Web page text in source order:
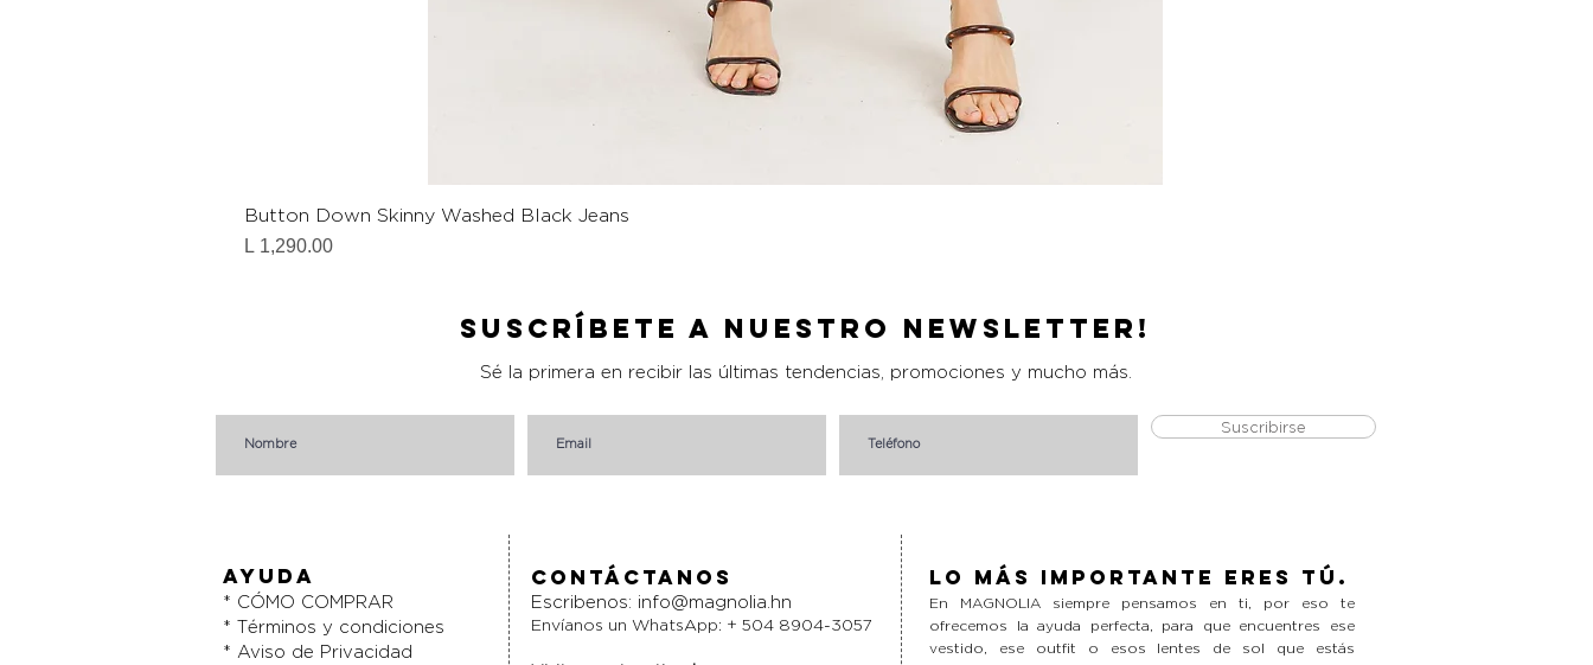
Button Down Skinny Washed Black Jeans
Precio
L 1,290.00
Suscríbete a nuestro Newsletter!
Sé la primera en recibir las últimas tendencias, promociones y mucho más.
Suscribirse
AYUDA
* CÓMO COMPRAR
* Términos y condiciones
* Aviso de Privacidad
Contáctanos
Escribenos: info@magnolia.hn
Envíanos un WhatsApp: + 504 8904-3057
Lo más importante eres tú.
En MAGNOLIA siempre pensamos en ti, por eso te
ofrecemos la ayuda perfecta, para que encuentres ese
vestido, ese outfit o esos lentes de sol que estás